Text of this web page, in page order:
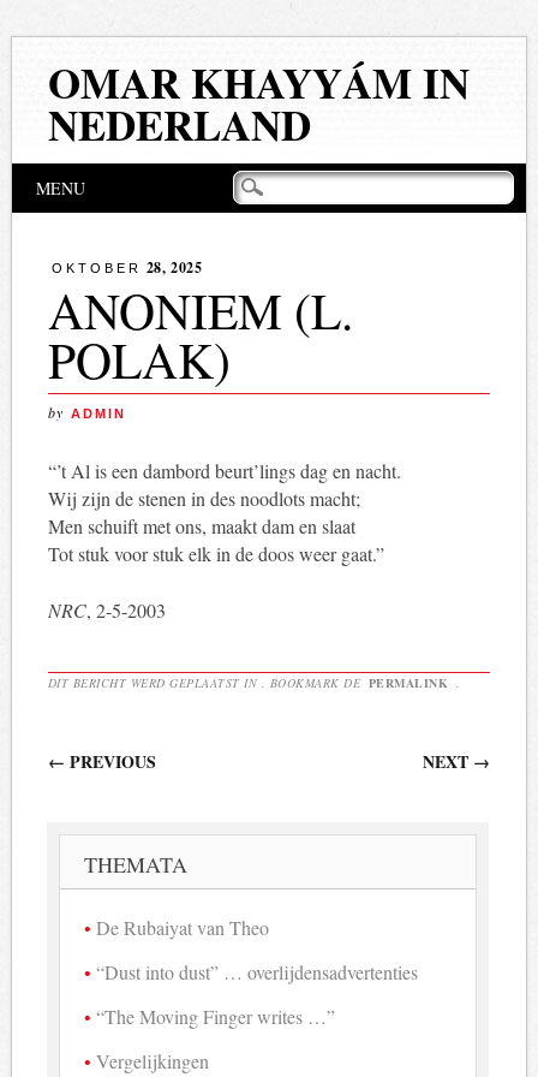
OMAR KHAYYÁM IN
NEDERLAND
Hoofdmenu
MENU
OKTOBER 28, 2025
ANONIEM (L.
POLAK)
by ADMIN
“’t Al is een dambord beurt’lings dag en nacht.
Wij zijn de stenen in des noodlots macht;
Men schuift met ons, maakt dam en slaat
Tot stuk voor stuk elk in de doos weer gaat.”
NRC, 2-5-2003
DIT BERICHT WERD GEPLAATST IN . BOOKMARK DE PERMALINK
Berichtnavigatie
← PREVIOUS NEXT →
THEMATA
De Rubaiyat van Theo
“Dust into dust” … overlijdensadvertenties
“The Moving Finger writes …”
Vergelijkingen